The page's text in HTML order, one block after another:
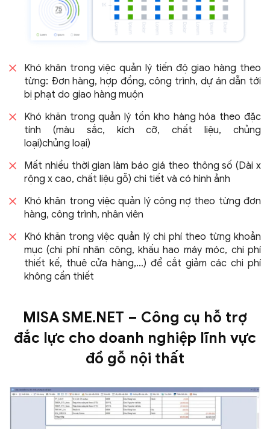
Khó khăn trong việc quản lý tiến độ giao hàng theo
từng: Đơn hàng, hợp đồng, công trình, dự án dẫn tới
bị phạt do giao hàng muộn
Khó khăn trong quản lý tồn kho hàng hóa theo đặc
tính (màu sắc, kích cỡ, chất liệu, chủng
loại)chủng loại)
Mất nhiều thời gian làm báo giá theo thông số (Dài x
rộng x cao, chất liệu gỗ) chi tiết và có hình ảnh
Khó khăn trong việc quản lý công nợ theo từng đơn
hàng, công trình, nhân viên
Khó khăn trong việc quản lý chi phí theo từng khoản
mục (chi phí nhân công, khấu hao máy móc, chi phí
thiết kế, thuê cửa hàng,…) để cắt giảm các chi phí
không cần thiết
MISA SME.NET – Công cụ hỗ trợ
đắc lực cho doanh nghiệp lĩnh vực
đồ gỗ nội thất